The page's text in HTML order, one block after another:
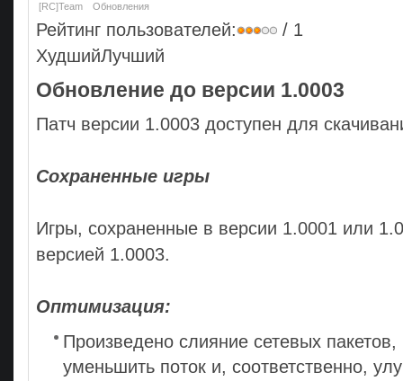
[RC]Team Обновления
Рейтинг пользователей:
/ 1
ХудшийЛучший
Обновление до версии 1.0003
Патч версии 1.0003 доступен для
Сохраненные игры
Игры, сохраненные в версии 1.0001 или
версией 1.0003.
Оптимизация:
Произведено слияние сетевых
уменьшить поток и, соответственно,